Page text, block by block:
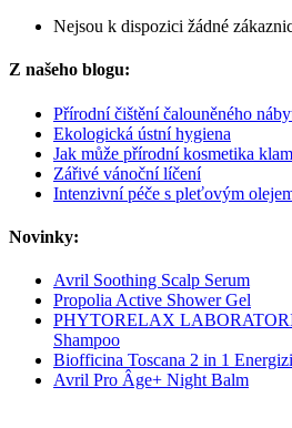
Nejsou k dispozici žádné
Z našeho blogu:
Přírodní čištění čalouněného
Ekologická ústní hygiena
Jak může přírodní kosmetika
Zářivé vánoční líčení
Intenzivní péče s pleťovým
Novinky:
Avril Soothing Scalp Serum
Propolia Active Shower Gel
PHYTORELAX
Shampoo
Biofficina Toscana 2 in 1
Avril Pro Âge+ Night Balm